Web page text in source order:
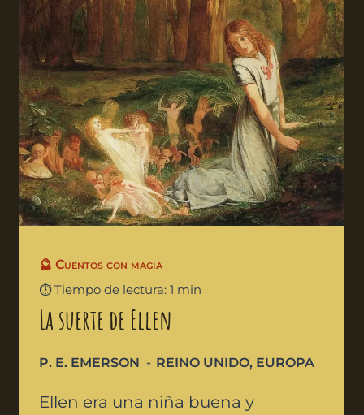
🔮 Cuentos con magia
⏱️ Tiempo de lectura: 1 min
La suerte de Ellen
P. E. EMERSON REINO UNIDO, EUROPA
Ellen era una niña buena y